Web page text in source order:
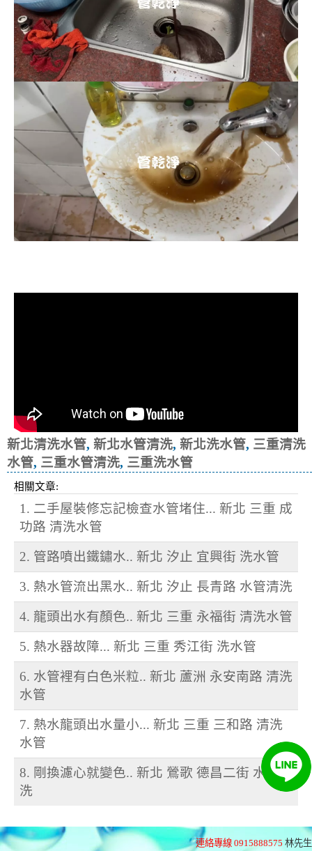
新北清洗水管, 新北水管清洗, 新北洗水管, 三重清洗
水管, 三重水管清洗, 三重洗水管
相關文章:
1. 二手屋裝修忘記檢查水管堵住... 新北 三重 成
功路 清洗水管
2. 管路噴出鐵鏽水.. 新北 汐止 宜興街 洗水管
3. 熱水管流出黑水.. 新北 汐止 長青路 水管清洗
4. 龍頭出水有顏色.. 新北 三重 永福街 清洗水管
5. 熱水器故障... 新北 三重 秀江街 洗水管
6. 水管裡有白色米粒.. 新北 蘆洲 永安南路 清洗
水管
7. 熱水龍頭出水量小... 新北 三重 三和路 清洗
水管
8. 剛換濾心就變色.. 新北 鶯歌 德昌二街 水管清
洗
連絡專線 0915888575 林先生